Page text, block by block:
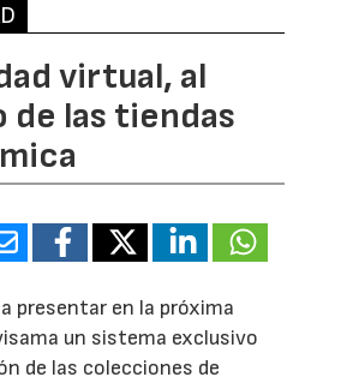
virtual, al
de las tiendas
presentar en la próxima
un sistema exclusivo
de las colecciones de